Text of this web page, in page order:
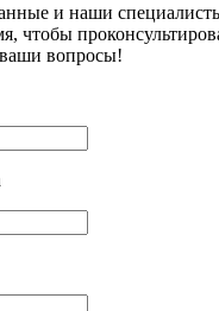
и наши
чтобы
ваши вопросы!